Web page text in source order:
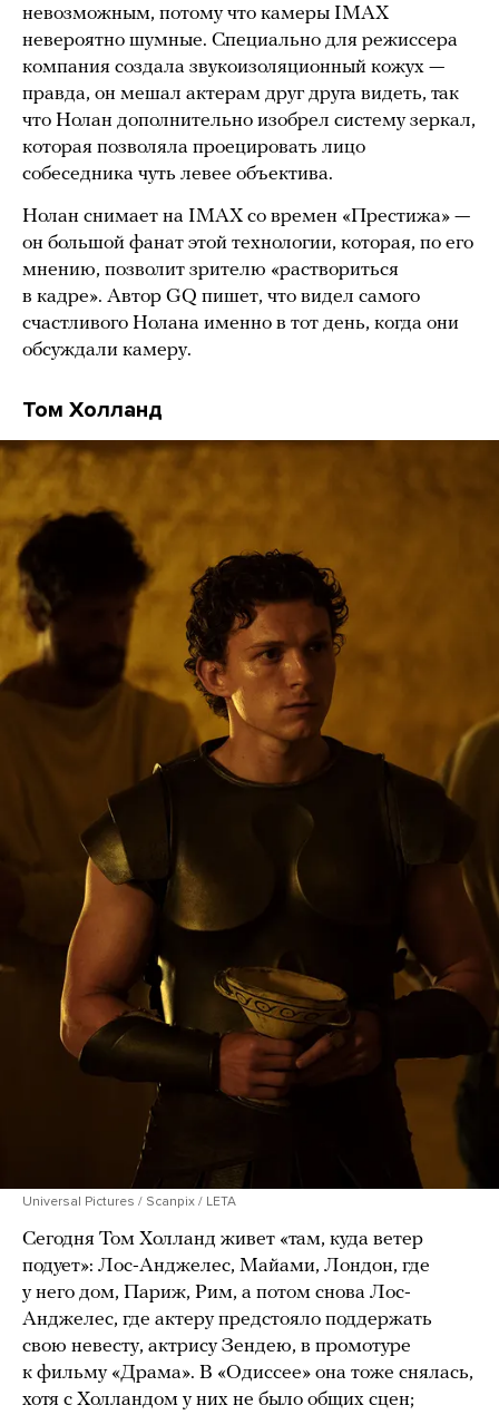
невозможным, потому что камеры IMAX
невероятно шумные. Специально для режиссера
компания создала звукоизоляционный кожух —
правда, он мешал актерам друг друга видеть, так
что Нолан дополнительно изобрел систему зеркал,
которая позволяла проецировать лицо
собеседника чуть левее объектива.
Нолан снимает на IMAX со времен «Престижа» —
он большой фанат этой технологии, которая, по его
мнению, позволит зрителю «раствориться
в кадре». Автор GQ пишет, что видел самого
счастливого Нолана именно в тот день, когда они
обсуждали камеру.
Том Холланд
Universal Pictures / Scanpix / LETA
Сегодня Том Холланд живет «там, куда ветер
подует»: Лос-Анджелес, Майами, Лондон, где
у него дом, Париж, Рим, а потом снова Лос-
Анджелес, где актеру предстояло поддержать
свою невесту, актрису Зендею, в промотуре
к фильму «Драма». В «Одиссее» она тоже снялась,
хотя с Холландом у них не было общих сцен;